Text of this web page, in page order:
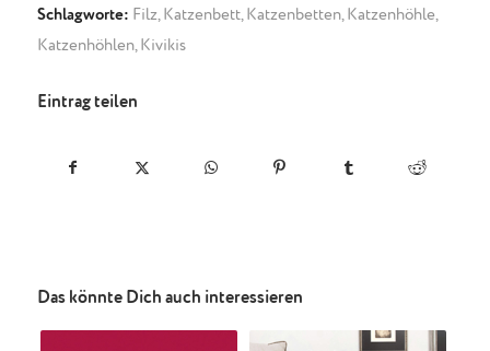
Schlagworte: Filz, Katzenbett, Katzenbetten, Katzenhöhle,
Katzenhöhlen, Kivikis
Eintrag teilen
Das könnte Dich auch interessieren